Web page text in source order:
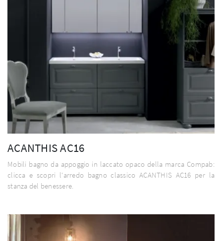
ACANTHIS AC16
Mobili bagno da appoggio in laccato opaco della marca Compab:
clicca e scopri l'arredo bagno classico ACANTHIS AC16 per la
stanza del benessere.